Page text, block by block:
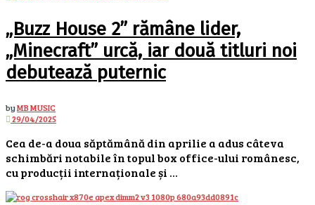
„Buzz House 2” rămâne lider,
„Minecraft” urcă, iar două titluri noi
debutează puternic
byMB MUSIC
29/04/2025
Cea de-a doua săptămână din aprilie a adus câteva
schimbări notabile în topul box office-ului românesc,
cu producții internaționale și ...